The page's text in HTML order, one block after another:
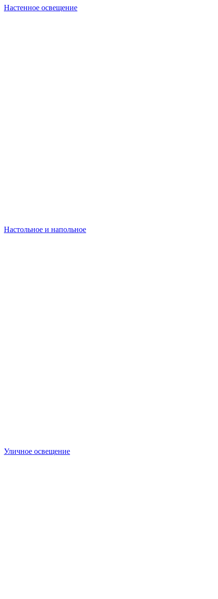
Настенное освещение
Настольное и напольное
Уличное освещение